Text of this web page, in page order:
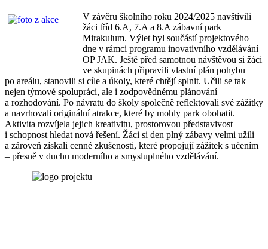
V závěru školního roku 2024/2025 navštívili
žáci tříd 6.A, 7.A a 8.A zábavní park
Mirakulum. Výlet byl součástí projektového
dne v rámci programu inovativního vzdělávání
OP JAK. Ještě před samotnou návštěvou si žáci
ve skupinách připravili vlastní plán pohybu
po areálu, stanovili si cíle a úkoly, které chtějí splnit. Učili se tak
nejen týmové spolupráci, ale i zodpovědnému plánování
a rozhodování. Po návratu do školy společně reflektovali své zážitky
a navrhovali originální atrakce, které by mohly park obohatit.
Aktivita rozvíjela jejich kreativitu, prostorovou představivost
i schopnost hledat nová řešení. Žáci si den plný zábavy velmi užili
a zároveň získali cenné zkušenosti, které propojují zážitek s učením
– přesně v duchu moderního a smysluplného vzdělávání.